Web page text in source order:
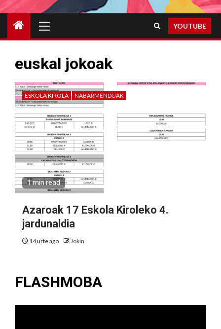
Menu
YOUTUBE
euskal jokoak
ESKOLA KIROLA NABARMENDUAK
1 min read
Azaroak 17 Eskola Kiroleko 4.
jardunaldia
14 urte ago Jokin
FLASHMOBA